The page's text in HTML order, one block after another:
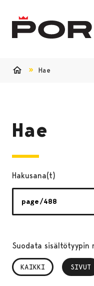
Hae
Hae
Hakusana(t)
Suodata sisältötyypin
KAIKKI SIVUT
,